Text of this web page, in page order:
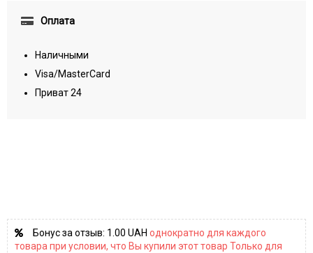
Оплата
Наличными
Visa/MasterCard
Приват 24
Бонус за отзыв: 1.00 UAH однократно для каждого
товара при условии, что Вы купили этот товар Только для